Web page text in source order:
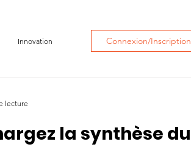
Innovation Connexion/Inscription
la synthèse du
lecture